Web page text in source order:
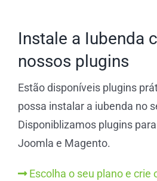
Instale a Iubenda
nossos plugins
Estão disponíveis plugins
possa instalar a iubenda no
Disponiblizamos plugins
Joomla e Magento.
Escolha o seu plano e crie